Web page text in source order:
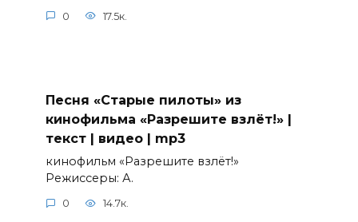
0 17.5к.
Песня «Старые пилоты» из
кинофильма «Разрешите взлёт!» |
текст | видео | mp3
кинофильм «Разрешите взлёт!»
Режиссеры: А.
0 14.7к.